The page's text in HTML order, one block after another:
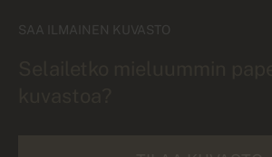
SAA ILMAINEN KUVASTO